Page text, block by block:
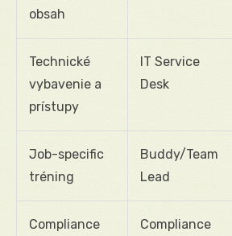
obsah
Technické
vybavenie a
prístupy
IT Service
Desk
Job-specific
tréning
Buddy/Team
Lead
Compliance
Compliance